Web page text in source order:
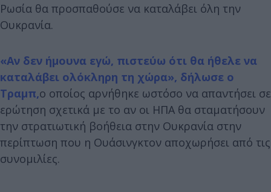
Ρωσία θα προσπαθούσε να καταλάβει όλη την
Ουκρανία.
«Αν δεν ήμουνα εγώ, πιστεύω ότι θα ήθελε να
καταλάβει ολόκληρη τη χώρα», δήλωσε ο
Τραμπ,ο οποίος αρνήθηκε ωστόσο να απαντήσει σε
ερώτηση σχετικά με το αν οι ΗΠΑ θα σταματήσουν
την στρατιωτική βοήθεια στην Ουκρανία στην
περίπτωση που η Ουάσινγκτον αποχωρήσει από τις
συνομιλίες.